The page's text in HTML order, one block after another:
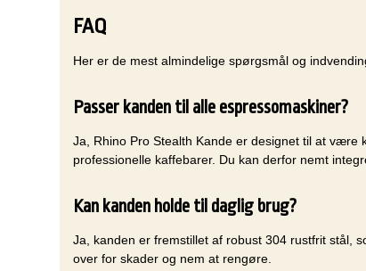
FAQ
Her er de mest almindelige spørgsmål og
Passer kanden til alle espressomaskiner?
Ja, Rhino Pro Stealth Kande er designet til at være
professionelle kaffebarer. Du kan derfor nemt
Kan kanden holde til daglig brug?
Ja, kanden er fremstillet af robust 304 rustfrit stål,
over for skader og nem at rengøre.